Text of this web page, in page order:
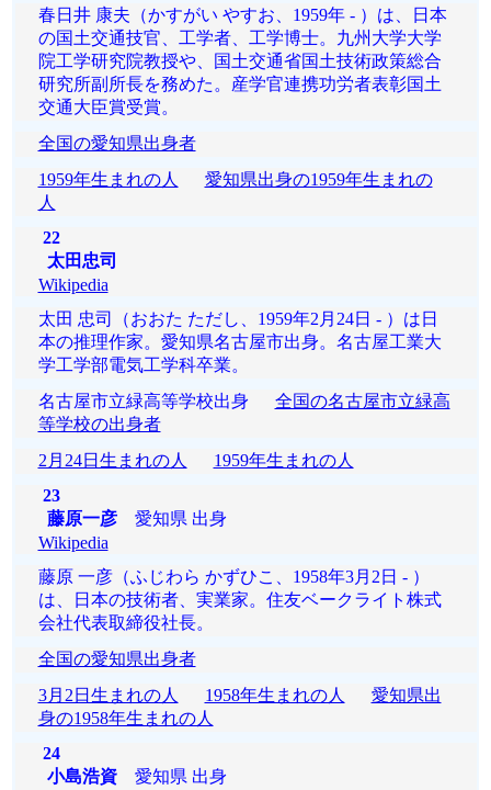
春日井 康夫（かすがい やすお、1959年 - ）は、日本
の国土交通技官、工学者、工学博士。九州大学大学
院工学研究院教授や、国土交通省国土技術政策総合
研究所副所長を務めた。産学官連携功労者表彰国土
交通大臣賞受賞。
全国の愛知県出身者
1959年生まれの人
愛知県出身の1959年生まれの
人
22
太田忠司
Wikipedia
太田 忠司（おおた ただし、1959年2月24日 - ）は日
本の推理作家。愛知県名古屋市出身。名古屋工業大
学工学部電気工学科卒業。
名古屋市立緑高等学校出身 全国の名古屋市立緑高
等学校の出身者
2月24日生まれの人
1959年生まれの人
23
藤原一彦愛知県 出身
Wikipedia
藤原 一彦（ふじわら かずひこ、1958年3月2日 - ）
は、日本の技術者、実業家。住友ベークライト株式
会社代表取締役社長。
全国の愛知県出身者
3月2日生まれの人
1958年生まれの人
愛知県出
身の1958年生まれの人
24
小島浩資愛知県 出身